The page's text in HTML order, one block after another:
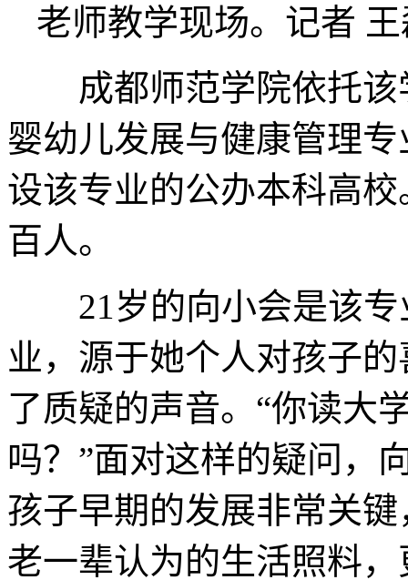
老师教学现场。记者
成都师范学院依托该
婴幼儿发展与健康管理
设该专业的公办本科高
百人。
21岁的向小会是该专
业，源于她个人对孩子
了质疑的声音。“你读大
吗？”面对这样的疑问，
孩子早期的发展非常关
老一辈认为的生活照料